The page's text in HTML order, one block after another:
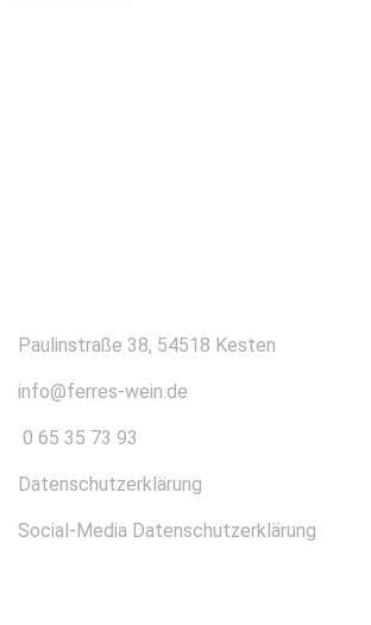
Paulinstraße 38, 54518 Kesten
info@ferres-wein.de
0 65 35 73 93
Datenschutzerklärung
Social-Media Datenschutzerklärung